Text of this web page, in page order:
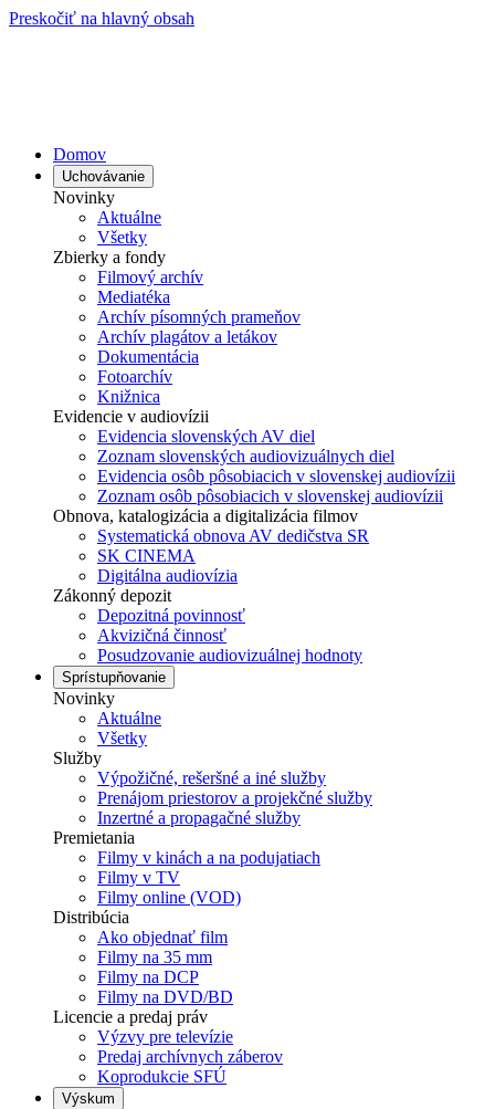
Preskočiť na hlavný obsah
Domov
Uchovávanie
Novinky
Aktuálne
Všetky
Zbierky a fondy
Filmový archív
Mediatéka
Archív písomných prameňov
Archív plagátov a letákov
Dokumentácia
Fotoarchív
Knižnica
Evidencie v audiovízii
Evidencia slovenských AV diel
Zoznam slovenských audiovizuálnych diel
Evidencia osôb pôsobiacich v slovenskej audiovízii
Zoznam osôb pôsobiacich v slovenskej audiovízii
Obnova, katalogizácia a digitalizácia filmov
Systematická obnova AV dedičstva SR
SK CINEMA
Digitálna audiovízia
Zákonný depozit
Depozitná povinnosť
Akvizičná činnosť
Posudzovanie audiovizuálnej hodnoty
Sprístupňovanie
Novinky
Aktuálne
Všetky
Služby
Výpožičné, rešeršné a iné služby
Prenájom priestorov a projekčné služby
Inzertné a propagačné služby
Premietania
Filmy v kinách a na podujatiach
Filmy v TV
Filmy online (VOD)
Distribúcia
Ako objednať film
Filmy na 35 mm
Filmy na DCP
Filmy na DVD/BD
Licencie a predaj práv
Výzvy pre televízie
Predaj archívnych záberov
Koprodukcie SFÚ
Výskum